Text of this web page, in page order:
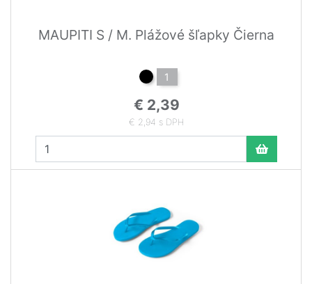
MAUPITI S / M. Plážové šľapky Čierna
1
€ 2,39
€ 2,94 s DPH